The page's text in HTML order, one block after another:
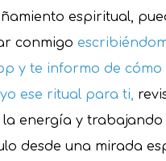
espiritual,
conmigo
y te informo de cómo
ese ritual para ti,
energía y trabajando
desde una mirada